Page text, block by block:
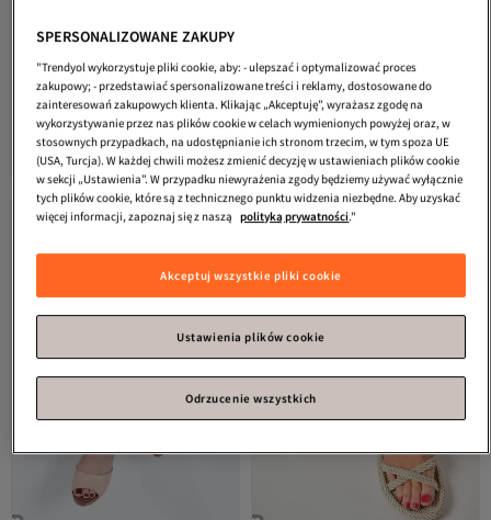
Fox Shoes
Dziesięć butów
damskich na obcasie B922112609
(7 )
Najniższa cena od 30 dni
Darmowa wysyłka
Najniższa cena od 30 dni
193,31 zł
Fox Shoes
Dziesięć butów
damskich na obcasie K404920109
3.9 (8)
Najniższa cena od 30 dni
Darmowa wysyłka
Najniższa cena od 30 dni
208,24zł
SPERSONALIZOWANE ZAKUPY
"Trendyol wykorzystuje pliki cookie, aby: - ulepszać i optymalizować proces
zakupowy; - przedstawiać spersonalizowane treści i reklamy, dostosowane do
zainteresowań zakupowych klienta. Klikając „Akceptuję”, wyrażasz zgodę na
wykorzystywanie przez nas plików cookie w celach wymienionych powyżej oraz, w
stosownych przypadkach, na udostępnianie ich stronom trzecim, w tym spoza UE
(USA, Turcja). W każdej chwili możesz zmienić decyzję w ustawieniach plików cookie
w sekcji „Ustawienia”. W przypadku niewyrażenia zgody będziemy używać wyłącznie
tych plików cookie, które są z technicznego punktu widzenia niezbędne. Aby uzyskać
więcej informacji, zapoznaj się z naszą
polityką prywatności."
Akceptuj wszystkie pliki cookie
Ustawienia plików cookie
Odrzucenie wszystkich